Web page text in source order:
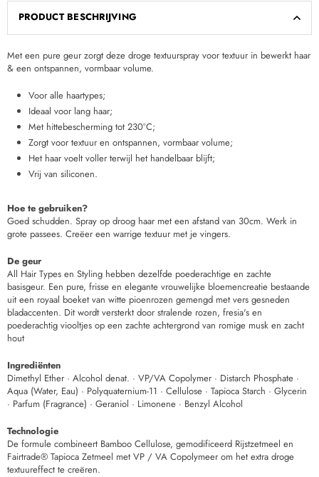
PRODUCT BESCHRIJVING
Met een pure geur zorgt deze droge textuurspray voor textuur in bewerkt haar
& een ontspannen, vormbaar volume.
Voor alle haartypes;
Ideaal voor lang haar;
Met hittebescherming tot 230°C;
Zorgt voor textuur en ontspannen, vormbaar volume;
Het haar voelt voller terwijl het handelbaar blijft;
Vrij van siliconen.
Hoe te gebruiken?
Goed schudden. Spray op droog haar met een afstand van 30cm. Werk in
grote passees. Creëer een warrige textuur met je vingers.
De geur
All Hair Types en Styling hebben dezelfde poederachtige en zachte
basisgeur. Een pure, frisse en elegante vrouwelijke bloemencreatie bestaande
uit een royaal boeket van witte pioenrozen gemengd met vers gesneden
bladaccenten. Dit wordt versterkt door stralende rozen, fresia's en
poederachtig viooltjes op een zachte achtergrond van romige musk en zacht
hout
Ingrediënten
Dimethyl Ether · Alcohol denat. · VP/VA Copolymer · Distarch Phosphate ·
Aqua (Water, Eau) · Polyquaternium-11 · Cellulose · Tapioca Starch · Glycerin
· Parfum (Fragrance) · Geraniol · Limonene · Benzyl Alcohol
Technologie
De formule combineert Bamboo Cellulose, gemodificeerd Rijstzetmeel en
Fairtrade® Tapioca Zetmeel met VP / VA Copolymeer om het extra droge
textuureffect te creëren.